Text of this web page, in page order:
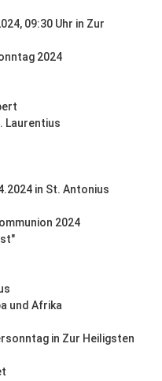
09:30 Uhr in Zur
2024
Laurentius
in St. Antonius
2024
und Afrika
in Zur Heiligsten